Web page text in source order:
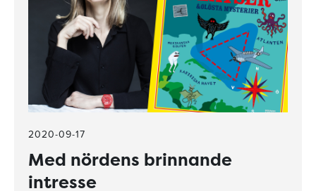
2020-09-17
Med nördens brinnande
intresse